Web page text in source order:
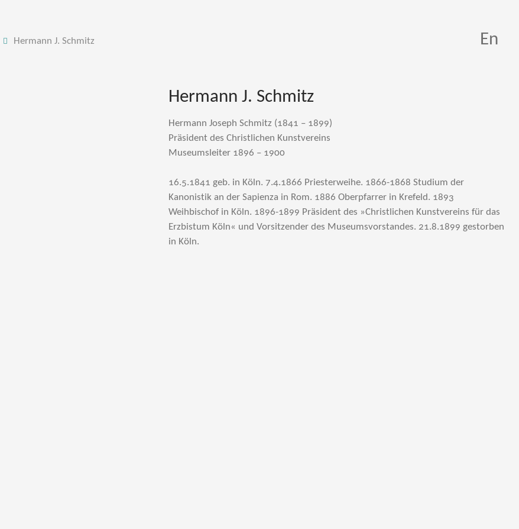
Hermann J. Schmitz En
Hermann J. Schmitz
Hermann Joseph Schmitz (1841 – 1899)
Präsident des Christlichen Kunstvereins
Museumsleiter 1896 – 1900
16.5.1841 geb. in Köln. 7.4.1866 Priesterweihe. 1866-1868 Studium der
Kanonistik an der Sapienza in Rom. 1886 Oberpfarrer in Krefeld. 1893
Weihbischof in Köln. 1896-1899 Präsident des »Christlichen Kunstvereins für das
Erzbistum Köln« und Vorsitzender des Museumsvorstandes. 21.8.1899 gestorben
in Köln.